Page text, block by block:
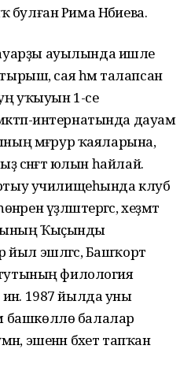
булған Рима Нәбиева.
ауылында ишле
тырыш, сая һәм талапсан
уҡыуын 1-се
интернатында дауам
мәғрур ҡаяларына,
сәнғәт юлын һайлай.
училищеһында клуб
үҙләштергәс, хеҙмәт
Ҡыҫынды
эшләгәс, Башҡорт
филология
1987 йылда уны
балалар
эшенән бәхет тапҡан